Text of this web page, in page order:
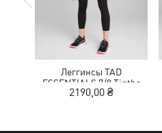
Леггинсы TAD
ESSENTIALS 7/8 Tigths
Women
2190,00 ₴